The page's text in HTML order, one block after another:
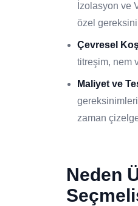
İzolasyon ve
özel
Çevresel
titreşim, nem
Maliyet ve
zaman
Neden